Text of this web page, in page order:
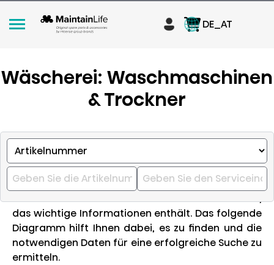
DE_AT
Wäscherei: Waschmaschinen
& Trockner
Wie finden Sie das richtige Ersatzteil für Ihr
Gerät?
1. Finden Sie die Informationen zu Ihrem Gerät:
Achten Sie auf das Produktschild an Ihrem Gerät,
das wichtige Informationen enthält. Das folgende
Diagramm hilft Ihnen dabei, es zu finden und die
notwendigen Daten für eine erfolgreiche Suche zu
ermitteln.